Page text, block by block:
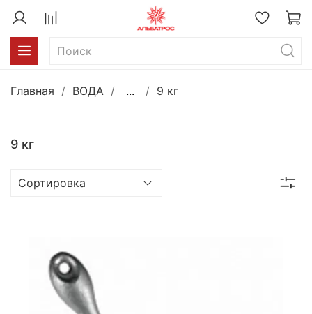
Главная ВОДА ... 9 кг
9 кг